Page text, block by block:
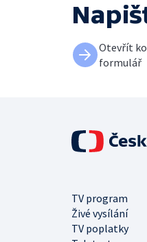
Otevřít
formulář
TV program
Živé vysílání
TV poplatky